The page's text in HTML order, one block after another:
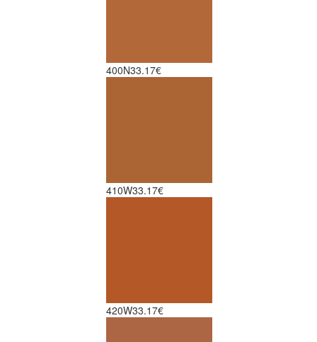
400N33.17€
410W33.17€
420W33.17€